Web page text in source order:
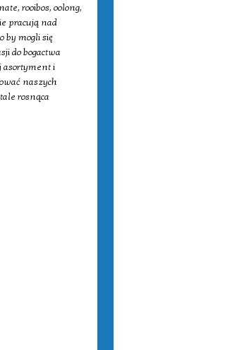
rooibos, oolong,
pracują nad
by mogli się
do bogactwa
asortyment i
naszych
rosnąca